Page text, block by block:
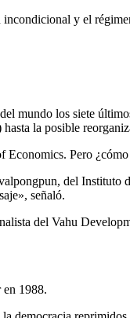
y el
mundo los siete
la posible
Economics. Pero
del Instituto
señaló.
del Vahu
en 1988.